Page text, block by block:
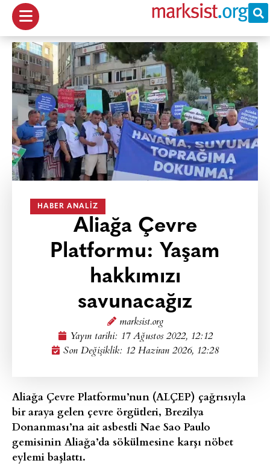
HABER ANALIZ
Aliağa Çevre
Platformu: Yaşam
hakkımızı
savunacağız
marksist.org
Yayın tarihi: 17 Ağustos 2022, 12:12
Son Değişiklik: 12 Haziran 2026, 12:28
Aliağa Çevre Platformu’nun (ALÇEP) çağrısıyla
bir araya gelen çevre örgütleri, Brezilya
Donanması’na ait asbestli Nae Sao Paulo
gemisinin Aliağa’da sökülmesine karşı nöbet
eylemi başlattı.